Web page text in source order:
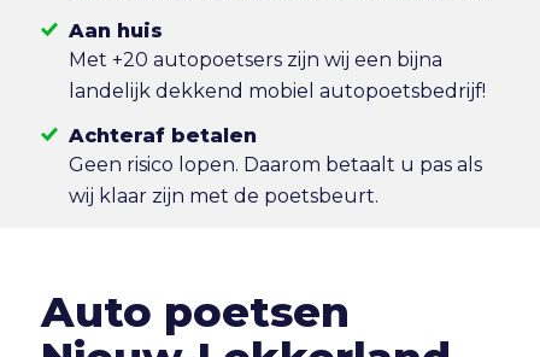
Aan huis
Met +20 autopoetsers zijn wij een bijna
landelijk dekkend mobiel autopoetsbedrijf!
Achteraf betalen
Geen risico lopen. Daarom betaalt u pas als
wij klaar zijn met de poetsbeurt.
Auto poetsen